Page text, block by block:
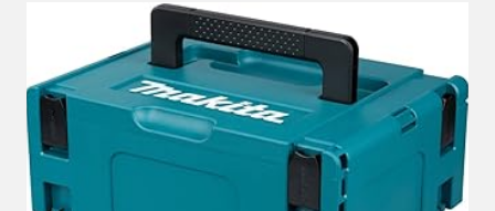
ZUR
WANDMONTAGE
MIT
39
SCHUBLADEN,
FÜR